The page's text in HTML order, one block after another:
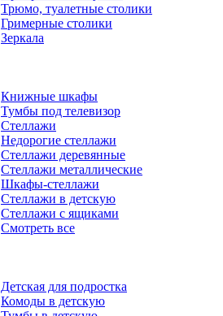
Трюмо, туалетные столики
Гримерные столики
Зеркала
Книжные шкафы
Тумбы под телевизор
Стеллажи
Недорогие стеллажи
Стеллажи деревянные
Стеллажи металлические
Шкафы-стеллажи
Стеллажи в детскую
Стеллажи с ящиками
Смотреть все
Детская для подростка
Комоды в детскую